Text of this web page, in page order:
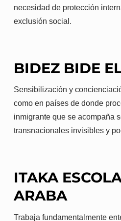
necesidad de protección
exclusión social.
BIDEZ BIDE
Sensibilización y
como en países de donde
inmigrante que se acompaña
transnacionales invisibles y
ITAKA
ARABA
Trabaja fundamentalmente